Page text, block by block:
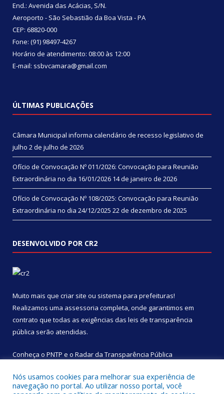
End.: Avenida das Acácias, S/N.
Aeroporto - São Sebastião da Boa Vista - PA
CEP: 68820-000
Fone: (91) 98497-4267
Horário de atendimento: 08:00 às 12:00
E-mail: ssbvcamara@gmail.com
ÚLTIMAS PUBLICAÇÕES
Câmara Municipal informa calendário de recesso legislativo de
julho 2 de julho de 2026
Ofício de Convocação Nº 011/2026: Convocação para Reunião
Extraordinária no dia 16/01/2026 14 de janeiro de 2026
Ofício de Convocação Nº 108/2025: Convocação para Reunião
Extraordinária no dia 24/12/2025 22 de dezembro de 2025
DESENVOLVIDO POR CR2
Muito mais que criar site ou sistema para prefeituras!
Realizamos uma assessoria completa, onde garantimos em
contrato que todas as exigências das leis de transparência
pública serão atendidas.
Conheça o PNTP e o Radar da Transparência Pública
Nós usamos cookies para melhorar sua experiência de
navegação no portal. Ao utilizar nosso portal, você